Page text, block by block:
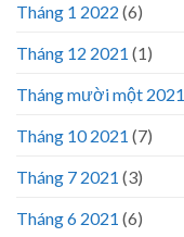
Tháng 1 2022 (6)
Tháng 12 2021 (1)
Tháng mười một 2021
Tháng 10 2021 (7)
Tháng 7 2021 (3)
Tháng 6 2021 (6)